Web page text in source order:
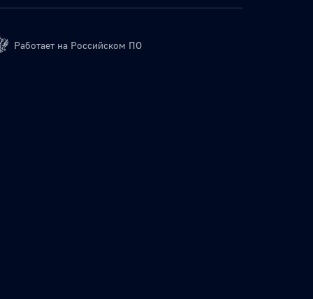
Работает на Российском ПО